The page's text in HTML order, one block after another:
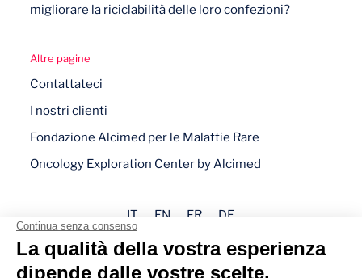
migliorare la riciclabilità delle loro confezioni?
Altre pagine
Contattateci
I nostri clienti
Fondazione Alcimed per le Malattie Rare
Oncology Exploration Center by Alcimed
IT EN FR DE